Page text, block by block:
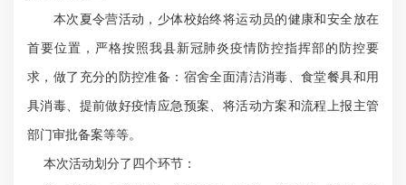
本次夏令营活动，少体校始终将运动员的健康和安全放在
首要位置，严格按照我县新冠肺炎疫情防控指挥部的防控要
求，做了充分的防控准备：宿舍全面清洁消毒、食堂餐具和用
具消毒、提前做好疫情应急预案、将活动方案和流程上报主管
部门审批备案等等。
本次活动划分了四个环节：